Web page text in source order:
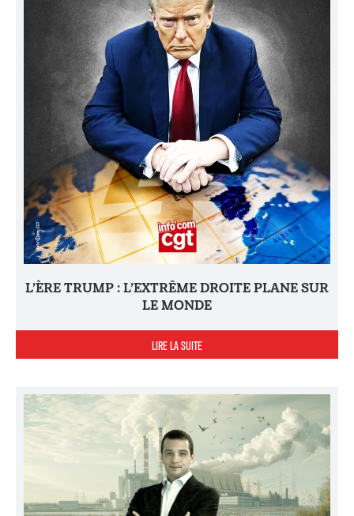
L’ÈRE TRUMP : L’EXTRÊME DROITE PLANE SUR
LE MONDE
LIRE LA SUITE